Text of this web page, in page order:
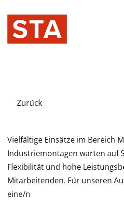
Zurück
Vielfältige Einsätze im Bereich
Industriemontagen warten auf
Flexibilität und hohe
Mitarbeitenden. Für unseren
eine/n